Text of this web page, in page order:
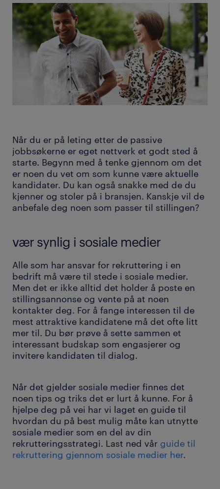
Når du er på leting etter de passive
jobbsøkerne er eget nettverk et godt sted å
starte. Begynn med å tenke gjennom om det
er noen du vet om som kunne være aktuelle
kandidater. Du kan også snakke med de du
kjenner og stoler på i bransjen. Kanskje vil de
anbefale deg noen som passer til stillingen?
vær synlig i sosiale medier
Alle som har ansvar for rekruttering i en
bedrift må være til stede i sosiale medier.
Men det er ikke alltid det holder å poste en
stillingsannonse og vente på at noen
kontakter deg. For å fange interessen til de
mest attraktive kandidatene må det ofte litt
mer til. Du bør prøve å sette sammen et
interessant budskap som engasjerer og
invitere kandidaten til dialog.
Når det gjelder sosiale medier finnes det
noen tips og triks det er lurt å kunne. For å
hjelpe deg på vei har vi laget en guide til
hvordan du på best mulig måte kan utnytte
sosiale medier som en del av din
rekrutteringsstrategi. Last ned vår guide til
rekruttering gjennom sosiale medier her.